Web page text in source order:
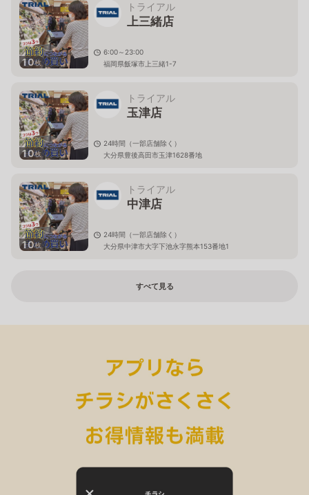
10枚
トライアル
上三緒店
6:00～23:00
福岡県飯塚市上三緒1-7
10枚
トライアル
玉津店
24時間（一部店舗除く）
大分県豊後高田市玉津1628番地
10枚
トライアル
中津店
24時間（一部店舗除く）
大分県中津市大字下池永字熊本153番地1
すべて見る